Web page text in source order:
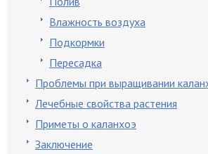
Влажность воздуха
Подкормки
Пересадка
Проблемы при выращивании
Лечебные свойства растения
Приметы о каланхоэ
Заключение